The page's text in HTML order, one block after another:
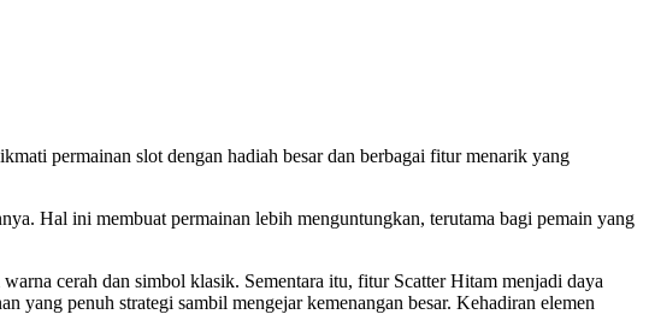
permainan slot dengan hadiah besar dan berbagai fitur menarik yang
Hal ini membuat permainan lebih menguntungkan, terutama bagi pemain yang
cerah dan simbol klasik. Sementara itu, fitur Scatter Hitam menjadi daya
penuh strategi sambil mengejar kemenangan besar. Kehadiran elemen